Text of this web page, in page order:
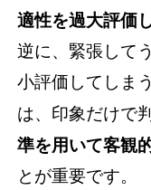
適性を過大評価
逆に、緊張して
小評価してしま
は、印象だけで
準を用いて客観
とが重要です。